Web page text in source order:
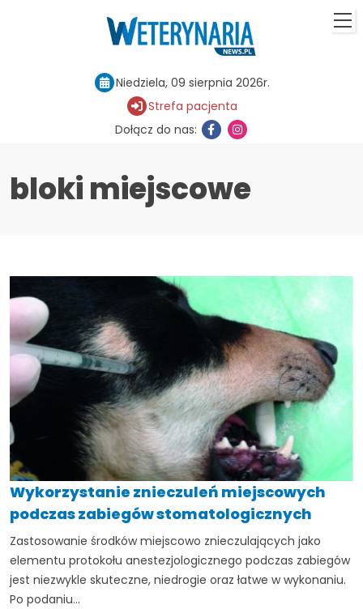
Niedziela, 09 sierpnia 2026r.
Strefa pacjenta
Dołącz do nas:
bloki miejscowe
Wykorzystanie znieczuleń miejscowych
podczas zabiegów stomatologicznych
Zastosowanie środków miejscowo znieczulających jako
elementu protokołu anestezjologicznego podczas zabiegów
jest niezwykle skuteczne, niedrogie oraz łatwe w wykonaniu.
Po podaniu...